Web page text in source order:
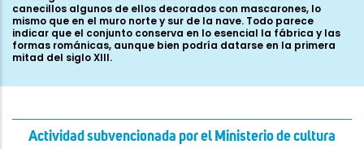
canecillos algunos de ellos decorados con mascarones, lo
mismo que en el muro norte y sur de la nave. Todo parece
indicar que el conjunto conserva en lo esencial la fábrica y las
formas románicas, aunque bien podría datarse en la primera
mitad del siglo XIII.
Actividad subvencionada por el Ministerio de cultura